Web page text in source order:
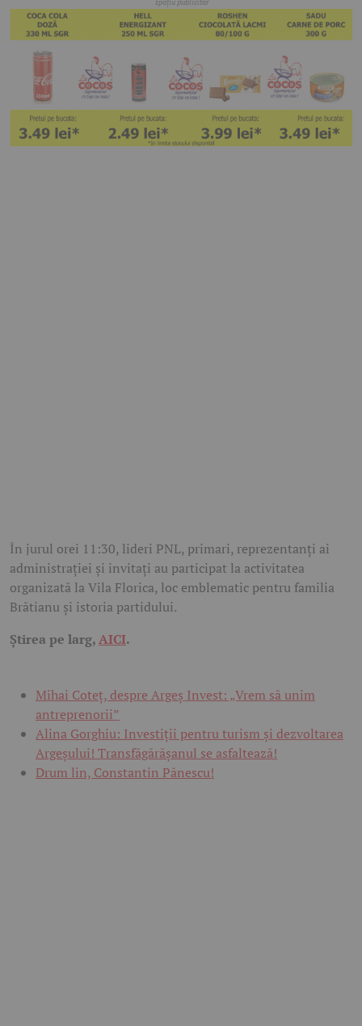
În jurul orei 11:30, lideri PNL, primari, reprezentanți ai
administrației și invitați au participat la activitatea
organizată la Vila Florica, loc emblematic pentru familia
Brătianu și istoria partidului.
Știrea pe larg,AICI.
Mihai Coteț, despre Argeș Invest: „Vrem să unim
antreprenorii”
Alina Gorghiu: Investiții pentru turism și dezvoltarea
Argeșului! Transfăgărășanul se asfaltează!
Drum lin, Constantin Pănescu!